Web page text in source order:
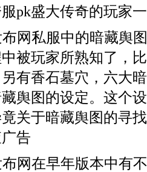
pk盛大传奇的玩家
网私服中的暗藏舆
被玩家所熟知了，
有香石墓穴，六大
舆图的设定。这个
关于暗藏舆图的寻
告
网在早年版本中有